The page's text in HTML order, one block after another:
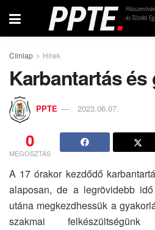
Címlap Hírek
Karbantartás és
PPTE 2023.06.07.
0
MEGOSZTÁS
A 17 órakor kezdődő
alaposan, de a legrövidebb
utána megkezdhessük a
szakmai